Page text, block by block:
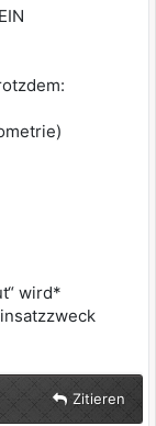
wird*
Zitieren